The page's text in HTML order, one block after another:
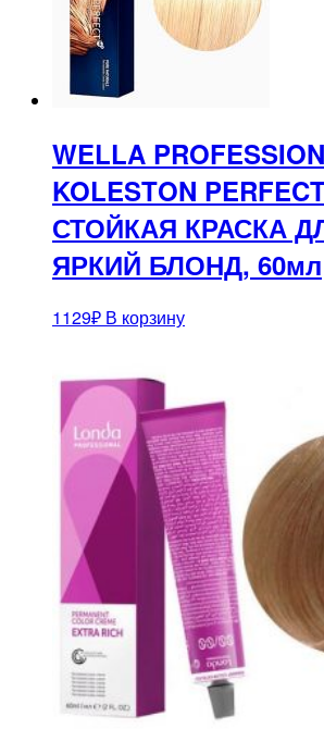
WELLA
KOLESTON
СТОЙКАЯ КРАСКА
ЯРКИЙ БЛОНД, 60мл
1129₽ В корзину